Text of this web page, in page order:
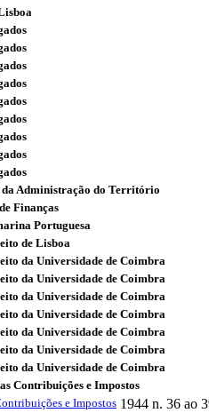
Administração do Território
Finanças
Portuguesa
de Lisboa
da Universidade de Coimbra
da Universidade de Coimbra
da Universidade de Coimbra
da Universidade de Coimbra
da Universidade de Coimbra
da Universidade de Coimbra
da Universidade de Coimbra
Contribuições e Impostos
e Impostos 1944 n. 36 ao